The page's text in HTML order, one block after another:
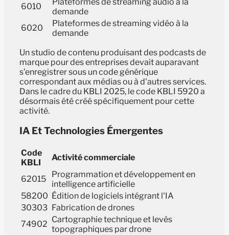
6010
demande
6020
Plateformes de streaming vidéo à la
demande
Un studio de contenu produisant des podcasts de
marque pour des entreprises devait auparavant
s'enregistrer sous un code générique
correspondant aux médias ou à d'autres services.
Dans le cadre du KBLI 2025, le code KBLI 5920 a
désormais été créé spécifiquement pour cette
activité.
IA Et Technologies Émergentes
Code
KBLI
Activité commerciale
62015
Programmation et développement en
intelligence artificielle
58200 Édition de logiciels intégrant l'IA
30303 Fabrication de drones
74902 Cartographie technique et levés
topographiques par drone